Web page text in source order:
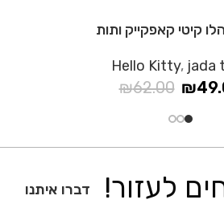
קיטי קאפקייק ותות
Hello Kitty, jada
₪62.00 ₪
לעזור! דברו איתנו